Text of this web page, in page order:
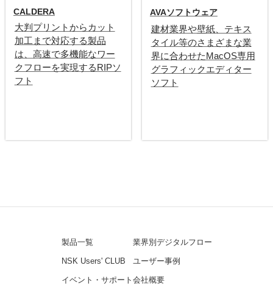
CALDERA
大判プリントからカット
加工まで対応する製品
は、高速で多機能なワー
クフローを実現するRIPソ
フト
AVAソフトウェア
建材業界や壁紙、テキス
タイル等のさまざまな業
界に合わせたMacOS専用
グラフィックエディター
ソフト
製品一覧
NSK Users' CLUB
イベント・サポート
業界別デジタルフロー
ユーザー事例
会社概要